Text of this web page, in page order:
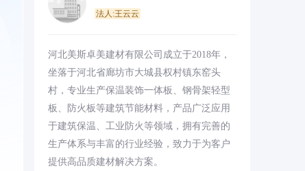
法人:王云云
河北美斯卓美建材有限公司成立于2018年，
坐落于河北省廊坊市大城县权村镇东窑头
村，专业生产保温装饰一体板、钢骨架轻型
板、防火板等建筑节能材料，产品广泛应用
于建筑保温、工业防火等领域，拥有完善的
生产体系与丰富的行业经验，致力于为客户
提供高品质建材解决方案。